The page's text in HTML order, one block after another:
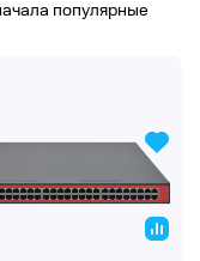
популярные